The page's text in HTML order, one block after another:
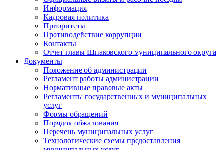
Информация
Кадровая политика
Приоритеты
Противодействие коррупции
Контакты
Отчет главы Шпаковского муниципального округа
Документы
Положение об администрации
Регламент работы администрации
Нормативные правовые акты
Регламенты государственных и муниципальных
услуг
Формы обращений
Порядок обжалования
Перечень муниципальных услуг
Технологические схемы предоставления